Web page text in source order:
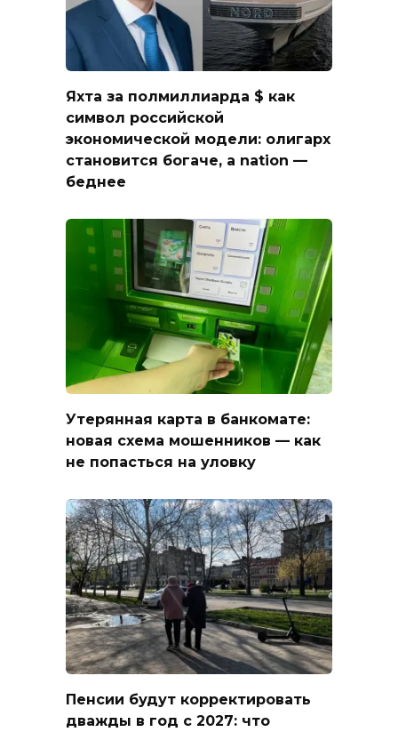
Яхта за полмиллиарда $ как
символ российской
экономической модели: олигарх
становится богаче, а nation —
беднее
Утерянная карта в банкомате:
новая схема мошенников — как
не попасться на уловку
Пенсии будут корректировать
дважды в год с 2027: что